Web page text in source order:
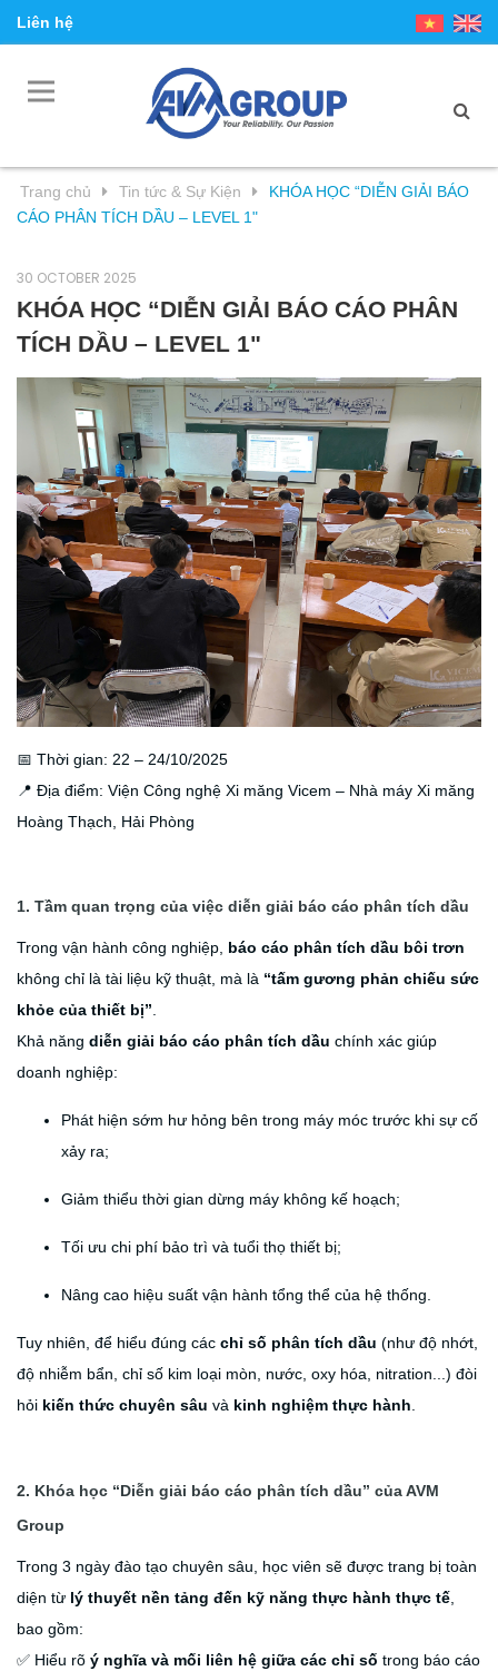
Liên hệ
Trang chủ Tin tức & Sự Kiện
KHÓA HỌC “DIỄN GIẢI BÁO
CÁO PHÂN TÍCH DẦU – LEVEL 1"
30 OCTOBER 2025
KHÓA HỌC “DIỄN GIẢI BÁO CÁO PHÂN
TÍCH DẦU – LEVEL 1"
📅 Thời gian: 22 – 24/10/2025
📍 Địa điểm: Viện Công nghệ Xi măng Vicem – Nhà máy Xi măng
Hoàng Thạch, Hải Phòng
1. Tầm quan trọng của việc diễn giải báo cáo phân tích dầu
Trong vận hành công nghiệp, báo cáo phân tích dầu bôi trơn
không chỉ là tài liệu kỹ thuật, mà là “tấm gương phản chiếu sức
khỏe của thiết bị”.
Khả năng diễn giải báo cáo phân tích dầu chính xác giúp
doanh nghiệp:
Phát hiện sớm hư hỏng bên trong máy móc trước khi sự cố
xảy ra;
Giảm thiểu thời gian dừng máy không kế hoạch;
Tối ưu chi phí bảo trì và tuổi thọ thiết bị;
Nâng cao hiệu suất vận hành tổng thể của hệ thống.
Tuy nhiên, để hiểu đúng các chỉ số phân tích dầu (như độ nhớt,
độ nhiễm bẩn, chỉ số kim loại mòn, nước, oxy hóa, nitration...) đòi
hỏi kiến thức chuyên sâu và kinh nghiệm thực hành.
2. Khóa học “Diễn giải báo cáo phân tích dầu” của AVM
Group
Trong 3 ngày đào tạo chuyên sâu, học viên sẽ được trang bị toàn
diện từ lý thuyết nền tảng đến kỹ năng thực hành thực tế
bao gồm:
✅ Hiểu rõ ý nghĩa và mối liên hệ giữa các chỉ số trong báo cáo